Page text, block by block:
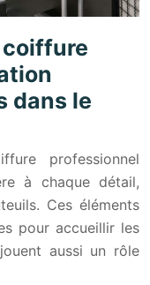
coiffure
dans le
professionnel
à chaque détail,
Ces éléments
pour accueillir les
aussi un rôle